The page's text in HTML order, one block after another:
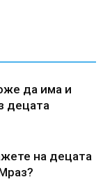
да има и
децата
на децата